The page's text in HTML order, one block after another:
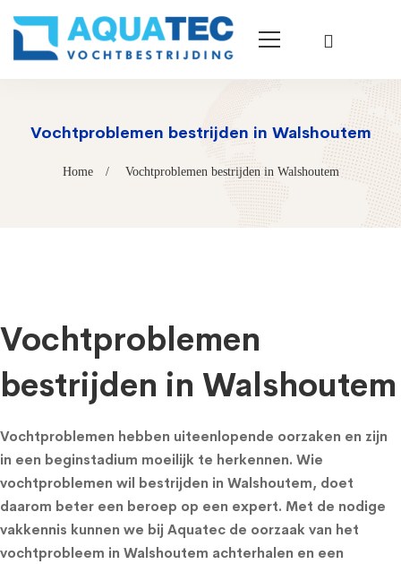
Vochtproblemen bestrijden in Walshoutem
Home Vochtproblemen bestrijden in Walshoutem
Vochtproblemen
bestrijden in Walshoutem
Vochtproblemen hebben uiteenlopende oorzaken en zijn
in een beginstadium moeilijk te herkennen. Wie
vochtproblemen wil bestrijden in Walshoutem, doet
daarom beter een beroep op een expert. Met de nodige
vakkennis kunnen we bij Aquatec de oorzaak van het
vochtprobleem in Walshoutem achterhalen en een